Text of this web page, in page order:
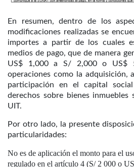
En resumen, dentro de los
modificaciones realizadas se
importes a partir de los cuales
medios de pago, que de manera
US$ 1,000 a S/ 2,000 o US$
operaciones como la adquisición,
participación en el capital
derechos sobre bienes
UIT.
Por otro lado, la presente
particularidades:
No es de aplicación el monto para el
regulado en el artículo 4 (S/ 2 000 o